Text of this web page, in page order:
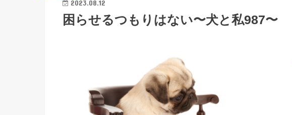
2023.08.12
困らせるつもりはない〜犬と私987〜